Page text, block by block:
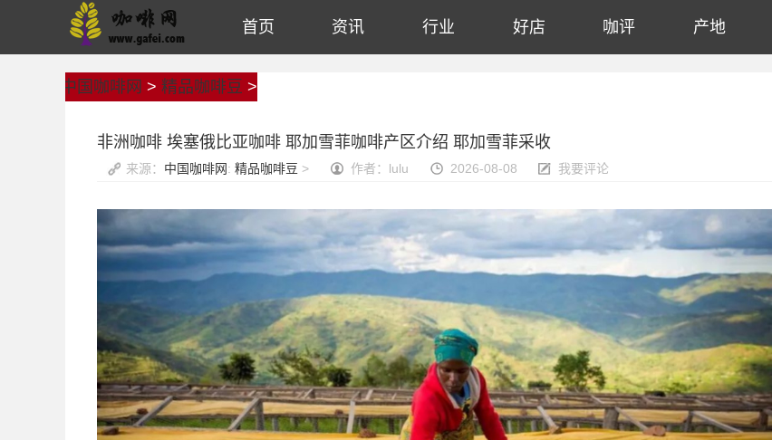
首页 资讯 行业 好店 咖评 产地
中国咖啡网 > 精品咖啡豆 >
非洲咖啡 埃塞俄比亚咖啡 耶加雪菲咖啡产区介绍 耶加雪菲采收
来源： 中国咖啡网: 精品咖啡豆 > 作者：lulu 2026-08-08 我要评论